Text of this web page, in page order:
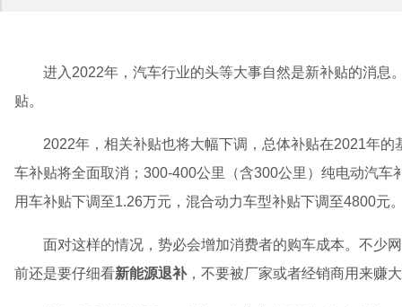
进入2022年，汽车行业的头等大事自然是新补贴的消
贴。
2022年，相关补贴也将大幅下调，总体补贴在2021年
车补贴将全面取消；300-400公里（含300公里）纯电动汽
用车补贴下调至1.26万元，混合动力车型补贴下调至4800元
面对这样的情况，势必会增加消费者的购车成本。不少
前还是要仔细看新能源退补，不要被厂家或者经销商用来赚